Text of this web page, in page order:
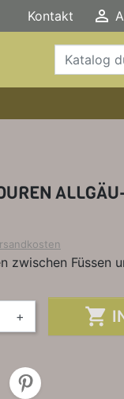
Kontakt 
SPIELE, T-
zwischen Füssen
+ 